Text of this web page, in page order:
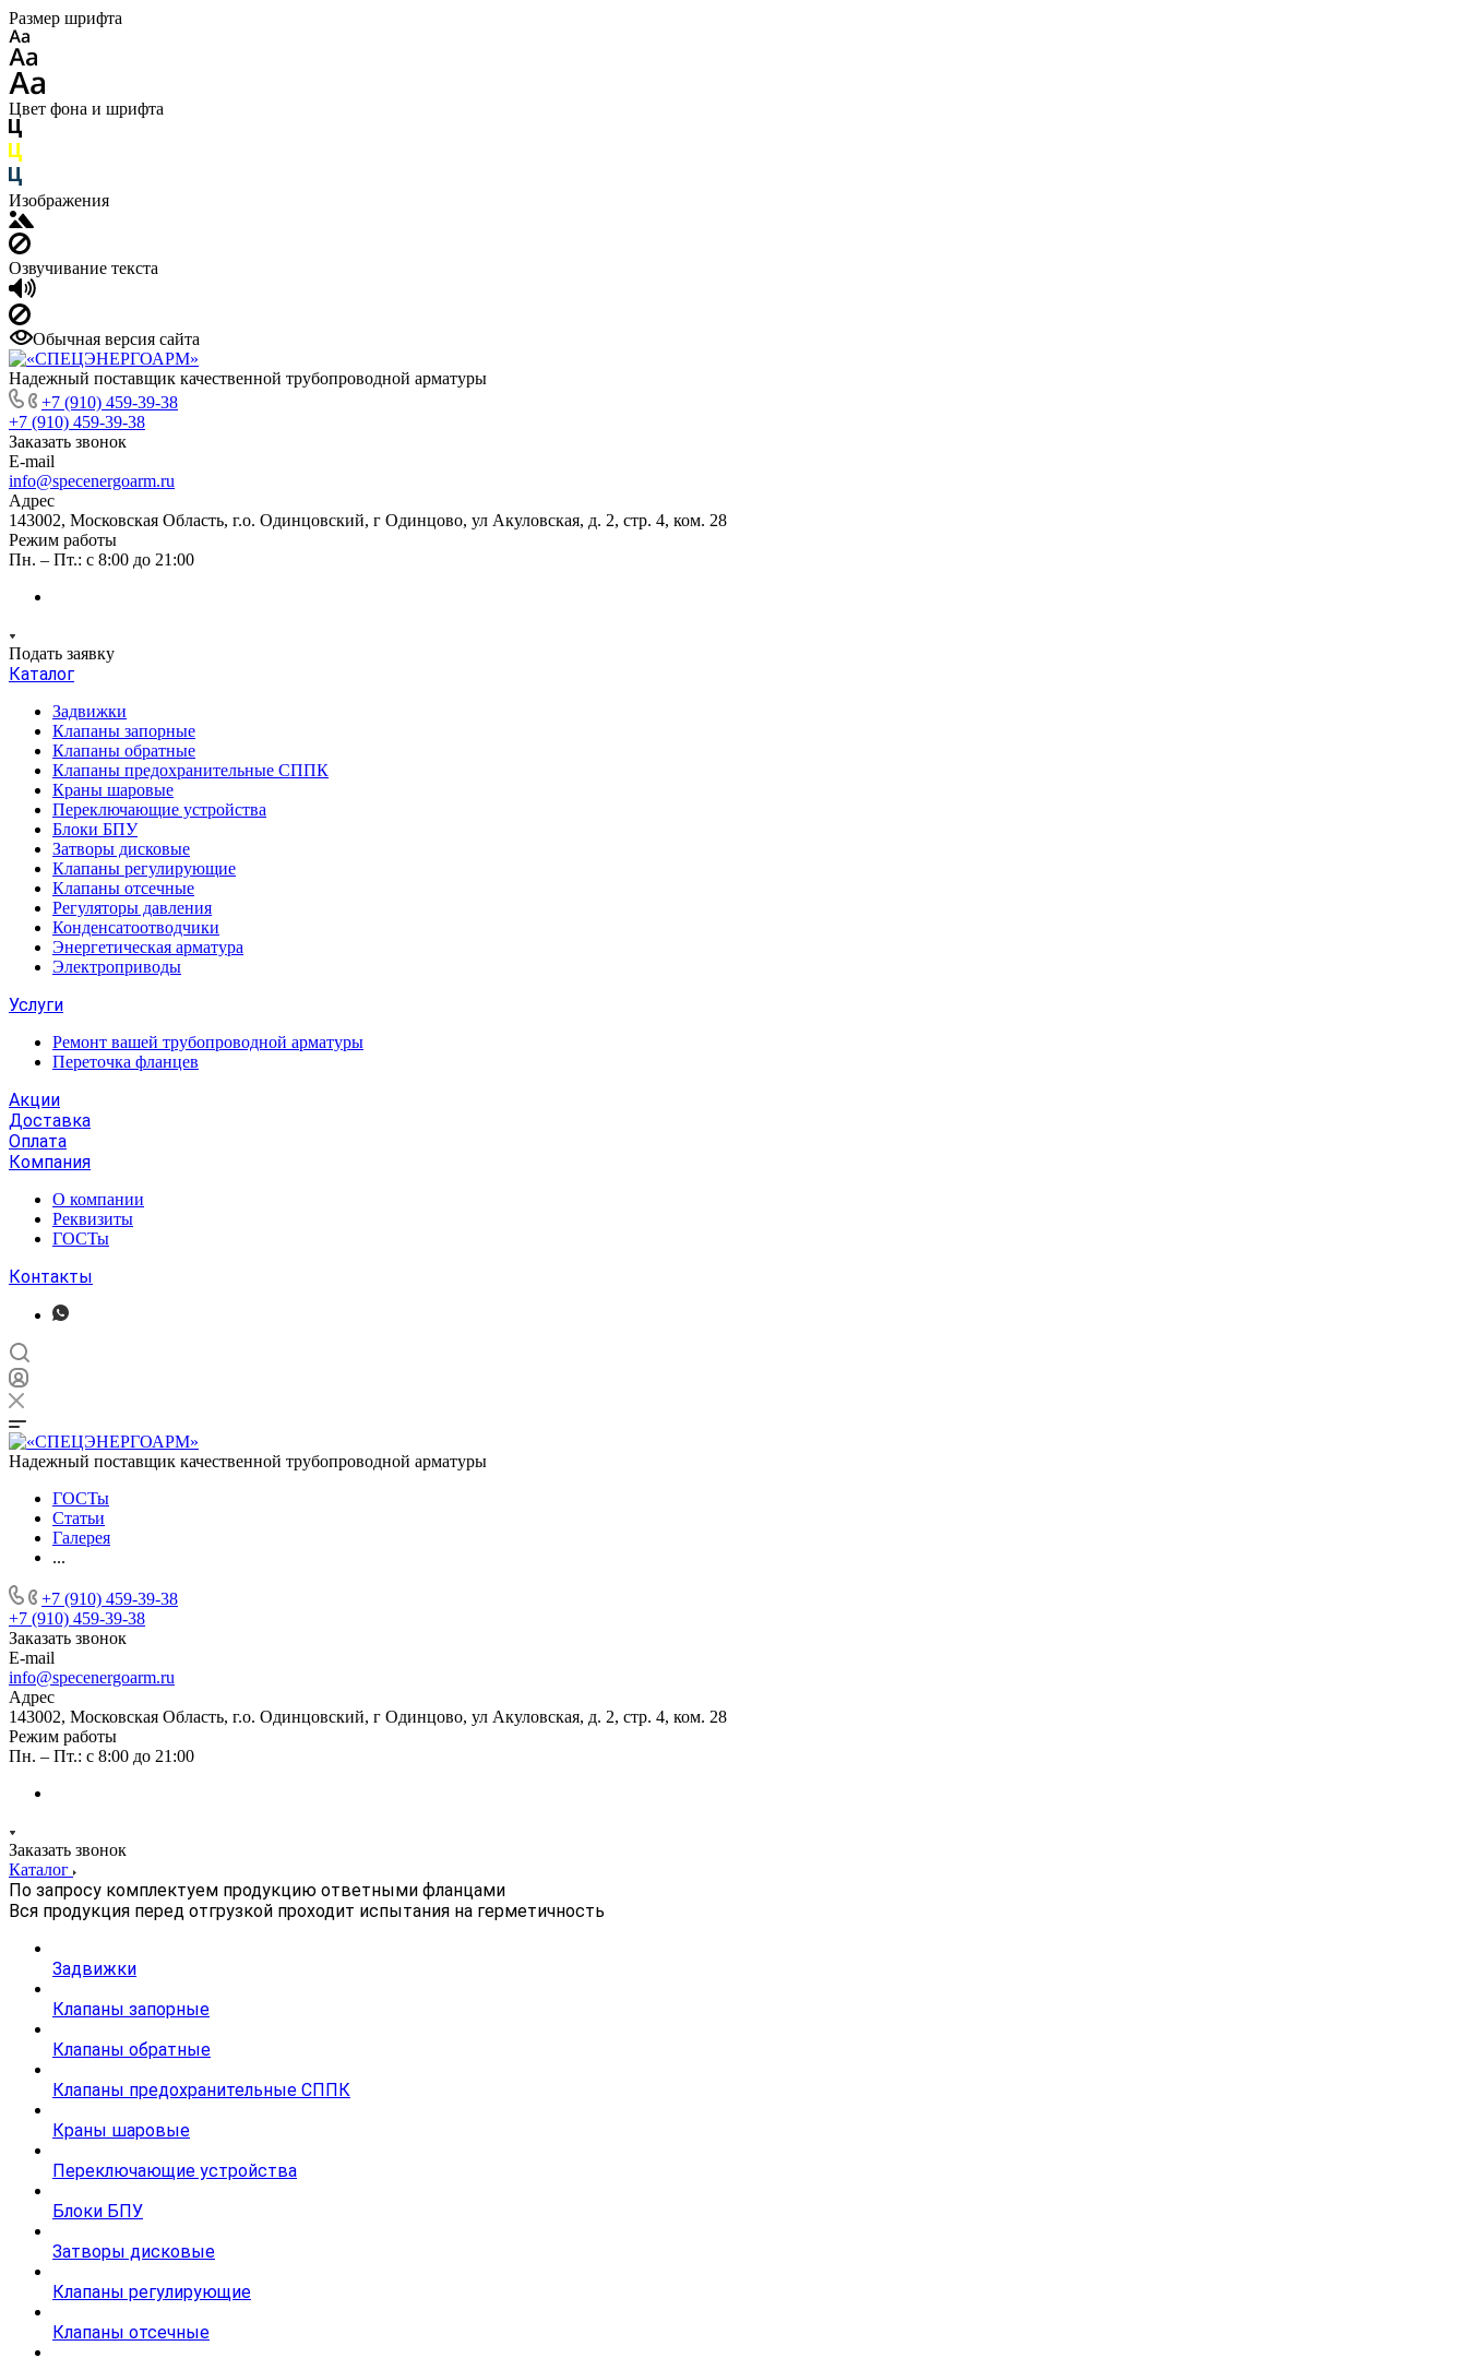
Размер шрифта
Цвет фона и шрифта
Изображения
Озвучивание текста
Обычная версия сайта
Надежный поставщик качественной трубопроводной арматуры
+7 (910) 459-39-38
+7 (910) 459-39-38
Заказать звонок
E-mail
info@specenergoarm.ru
Адрес
143002, Московская Область, г.о. Одинцовский, г Одинцово, ул Акуловская, д. 2, стр. 4, ком. 28
Режим работы
Пн. – Пт.: с 8:00 до 21:00
Подать заявку
Каталог
Задвижки
Клапаны запорные
Клапаны обратные
Клапаны предохранительные СППК
Краны шаровые
Переключающие устройства
Блоки БПУ
Затворы дисковые
Клапаны регулирующие
Клапаны отсечные
Регуляторы давления
Конденсатоотводчики
Энергетическая арматура
Электроприводы
Услуги
Ремонт вашей трубопроводной арматуры
Переточка фланцев
Акции
Доставка
Оплата
Компания
О компании
Реквизиты
ГОСТы
Контакты
Надежный поставщик качественной трубопроводной арматуры
ГОСТы
Статьи
Галерея
...
+7 (910) 459-39-38
+7 (910) 459-39-38
Заказать звонок
E-mail
info@specenergoarm.ru
Адрес
143002, Московская Область, г.о. Одинцовский, г Одинцово, ул Акуловская, д. 2, стр. 4, ком. 28
Режим работы
Пн. – Пт.: с 8:00 до 21:00
Заказать звонок
Каталог
По запросу комплектуем продукцию ответными фланцами
Вся продукция перед отгрузкой проходит испытания на герметичность
Задвижки
Клапаны запорные
Клапаны обратные
Клапаны предохранительные СППК
Краны шаровые
Переключающие устройства
Блоки БПУ
Затворы дисковые
Клапаны регулирующие
Клапаны отсечные